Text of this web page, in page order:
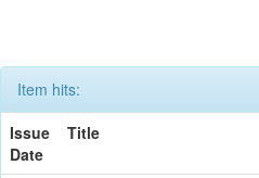
Item hits:
Issue
Date
Title